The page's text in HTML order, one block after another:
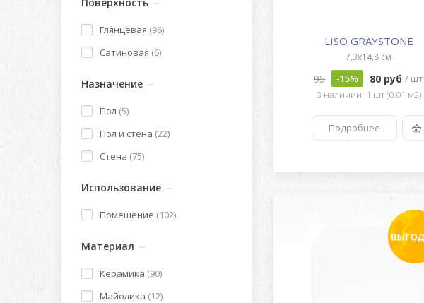
Глянцевая (96)
Сатиновая (6)
Назначение
Пол (5)
Пол и стена (22)
Стена (75)
Использование
Помещение (102)
Материал
Керамика (90)
Майолика (12)
LISO GRAYSTONE
7,3x14,8 см
95 -15% 80 руб/ шт
В наличии: 1 шт (0.01 м2)
Подробнее